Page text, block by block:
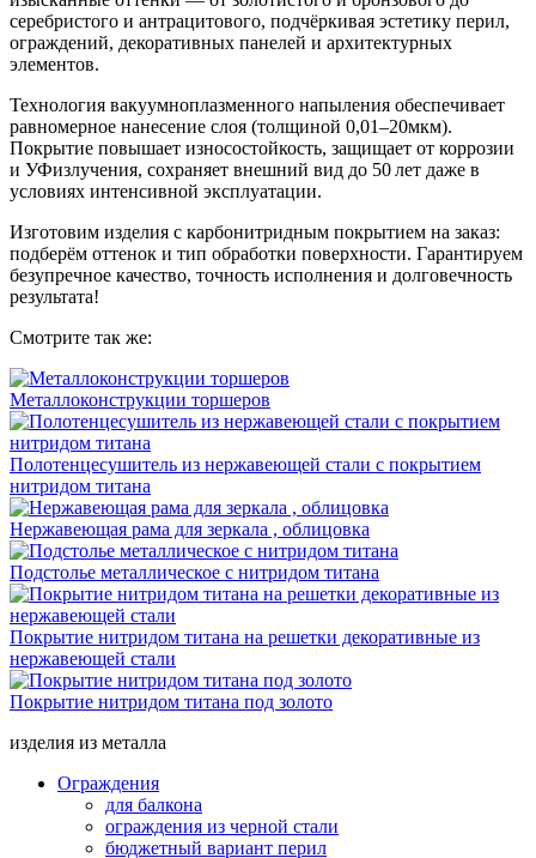
серебристого и антрацитового, подчёркивая эстетику перил,
ограждений, декоративных панелей и архитектурных
элементов.
Технология вакуумноплазменного напыления обеспечивает
равномерное нанесение слоя (толщиной 0,01–20мкм).
Покрытие повышает износостойкость, защищает от коррозии
и УФизлучения, сохраняет внешний вид до 50 лет даже в
условиях интенсивной эксплуатации.
Изготовим изделия с карбонитридным покрытием на заказ:
подберём оттенок и тип обработки поверхности. Гарантируем
безупречное качество, точность исполнения и долговечность
результата!
Смотрите так же:
Металлоконструкции торшеров
Полотенцесушитель из нержавеющей стали с покрытием
нитридом титана
Нержавеющая рама для зеркала , облицовка
Подстолье металлическое с нитридом титана
Покрытие нитридом титана на решетки декоративные из
нержавеющей стали
Покрытие нитридом титана под золото
изделия из металла
Ограждения
для балкона
ограждения из черной стали
бюджетный вариант перил